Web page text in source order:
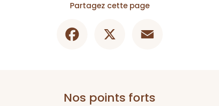
Partagez cette page
Nos points forts